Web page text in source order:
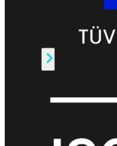
Support